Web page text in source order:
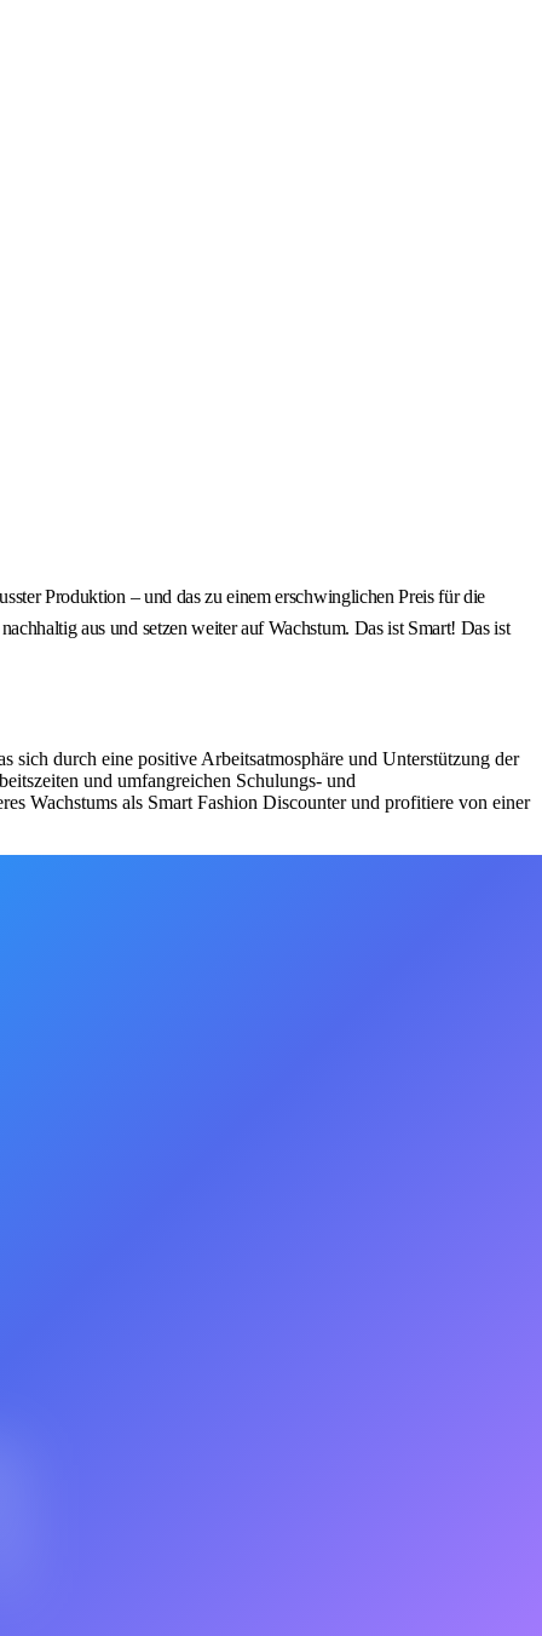
Produktion – und das zu einem erschwinglichen Preis für die
aus und setzen weiter auf Wachstum. Das ist Smart! Das ist
durch eine positive Arbeitsatmosphäre und Unterstützung der
und umfangreichen Schulungs- und
Wachstums als Smart Fashion Discounter und profitiere von einer